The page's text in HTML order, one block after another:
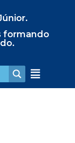
formando